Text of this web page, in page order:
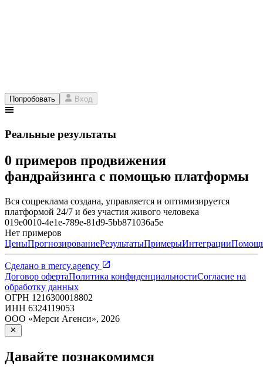
Попробовать Вход
Реальные результаты
0 примеров продвижения
фандрайзинга с помощью платформы
Вся соцреклама создана, управляется и оптимизируется
платформой 24/7 и без участия живого человека
019e0010-4e1e-789e-81d9-5bb871036a5e
Нет примеров
ЦеныПрогнозированиеРезультатыПримерыИнтеграции
Сделано в mercy.agency
Договор офертаПолитика конфиденциальностиСогласие на
обработку данных
ОГРН 1216300018802
ИНН 6324119053
ООО «Мерси Агенси», 2026
Давайте познакомимся